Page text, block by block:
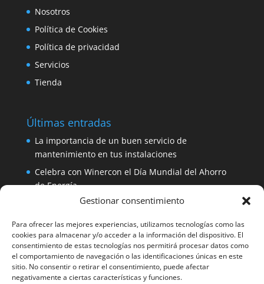
Gestionar consentimiento
Para ofrecer las mejores experiencias, utilizamos tecnologías como las
cookies para almacenar y/o acceder a la información del dispositivo. El
consentimiento de estas tecnologías nos permitirá procesar datos como
el comportamiento de navegación o las identificaciones únicas en este
sitio. No consentir o retirar el consentimiento, puede afectar
negativamente a ciertas características y funciones.
Nosotros
Política de Cookies
Política de privacidad
Servicios
Tienda
Últimas entradas
La importancia de un buen servicio de
mantenimiento en tus instalaciones
Celebra con Winercon el Día Mundial del Ahorro
de Energía
Placa solar 330W 24V Amerisolar por sólo 137
iDialog: protege tus equipos con un SAI de fácil
instalación
Aerogenerador 1500W de Winercon: perfecto para
pequeñas viviendas